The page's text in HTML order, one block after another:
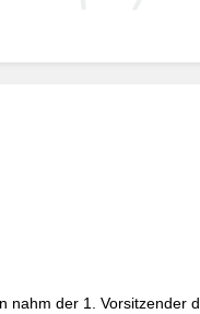
der 1. Vorsitzender